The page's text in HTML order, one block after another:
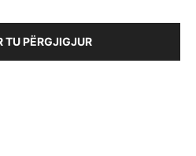
TU PËRGJIGJUR